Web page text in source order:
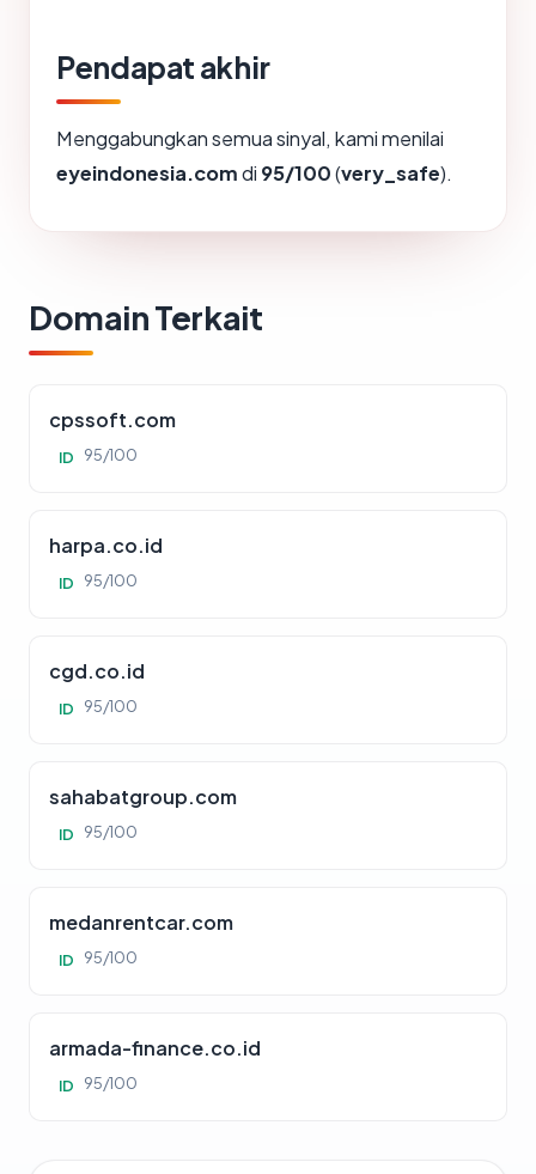
Pendapat akhir
Menggabungkan semua sinyal, kami menilai
eyeindonesia.comdi 95/100(very_safe).
Domain Terkait
cpssoft.com
ID 95/100
harpa.co.id
ID 95/100
cgd.co.id
ID 95/100
sahabatgroup.com
ID 95/100
medanrentcar.com
ID 95/100
armada-finance.co.id
ID 95/100